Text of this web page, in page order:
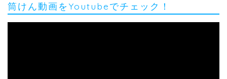
筒けん動画をYoutubeでチェック！